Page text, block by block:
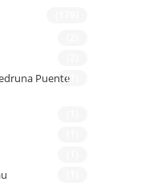
Puente(1)